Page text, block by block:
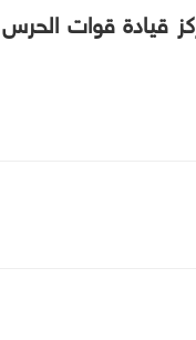
قيادة قوات الحرس